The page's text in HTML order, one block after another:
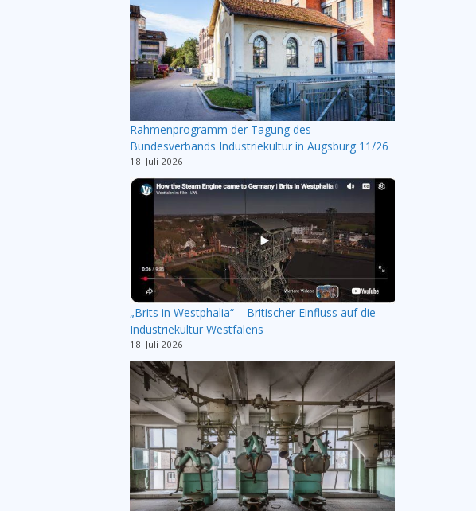
Rahmenprogramm der Tagung des
Bundesverbands Industriekultur in Augsburg 11/26
18. Juli 2026
„Brits in Westphalia“ – Britischer Einfluss auf die
Industriekultur Westfalens
18. Juli 2026